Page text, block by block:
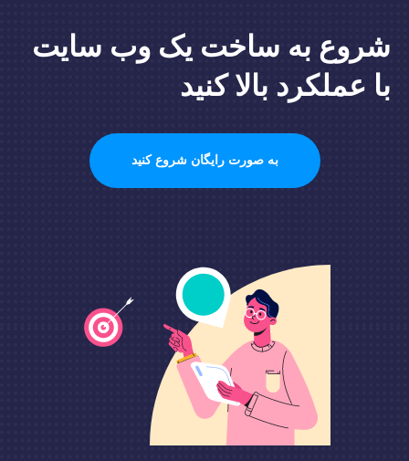
شروع به ساخت یک وب سایت
با عملکرد بالا کنید
به صورت رایگان شروع کنید